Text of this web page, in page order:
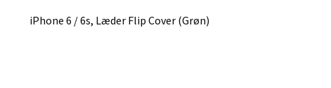
iPhone 6 / 6s, Læder Flip Cover (Grøn)